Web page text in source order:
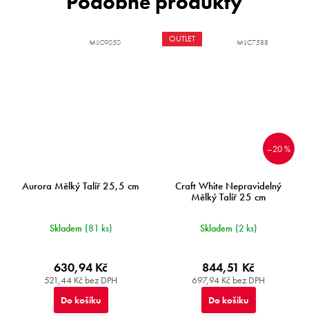
Aurora Mělký Talíř 25,5 cm
Skladem (81 ks)
521,44 Kč bez DPH
630,94 Kč
Do košíku
MIJC9050 OUTLET
–20 %
Craft White Nepravidelný
Mělký Talíř 25 cm
Skladem (2 ks)
697,94 Kč bez DPH
844,51 Kč
Do košíku
MIJC7588